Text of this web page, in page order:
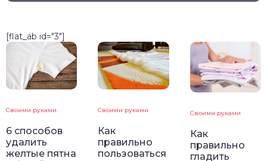
[flat_ab id="3"]
Своими руками
6 способов
удалить
желтые пятна
Своими руками
Как
правильно
пользоваться
Своими руками
Как
правильно
гладить